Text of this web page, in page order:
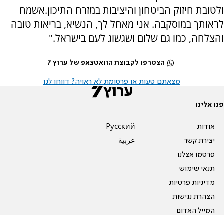
ולטובת חיזוק הביטחון והיציבות במזרח התיכון.אשמח
לראותך במוסקבה. אני מאחל לך, הנשיא, בריאות טובה
והצלחה, כמו גם שלום ושגשוג לעם בישראל."
הצטרפו לקבוצת הוואטצאפ של ערוץ 7
מצאתם טעות או פרסומת לא ראויה? דווחו לנו
פנו אלינו
אודות
יצירת קשר
פרסמו אצלנו
תנאי שימוש
מדיניות פרטיות
הצהרת נגישות
המייל האדום
Pусский
عربية